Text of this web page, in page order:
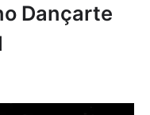
Dançarte